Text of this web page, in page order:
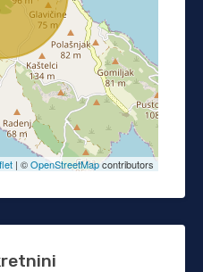
| ©OpenStreetMapcontributors